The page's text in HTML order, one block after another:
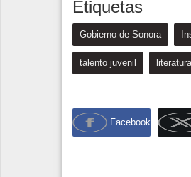
Etiquetas
Gobierno de Sonora
talento juvenil literatura
Facebook